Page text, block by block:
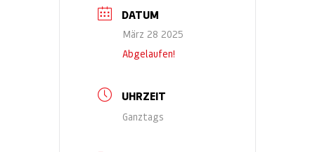
DATUM
März 28 2025
Abgelaufen!
UHRZEIT
Ganztags